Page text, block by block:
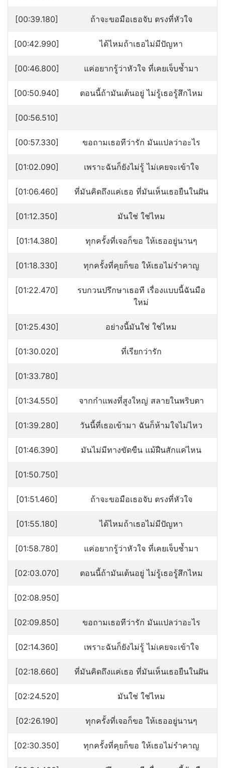
[00:39.180] ถ้าจะขอมือเธอจับ ตรงที่หัวใจ
[00:42.990] ได้ไหมถ้าเธอไม่มีปัญหา
[00:46.800] แค่อยากรู้ว่าหัวใจ ที่เคยเจ็บช้ำมา
[00:50.940] ตอนนี้ถ้ามันเต้นอยู่ ไม่รู้เธอรู้สึกไหม
[00:56.510]
[00:57.330] ขอถามเธอทีว่ารัก มันแปลว่าอะไร
[01:02.090] เพราะฉันก็ยังไม่รู้ ไม่เคยจะเข้าใจ
[01:06.460] ที่มันคิดถึงแค่เธอ ที่มันเห็นเธอยืนในฝัน
[01:12.350] มันใช่ ใช่ไหม
[01:14.380] ทุกครั้งที่เจอก็ขอ ให้เธออยู่นานๆ
[01:18.330] ทุกครั้งที่คุยก็ขอ ให้เธอไม่รำคาญ
[01:22.470]
รบกวนปรึกษาเธอที เรื่องแบบนี้ฉันมือ
ใหม่
[01:25.430] อย่างนี้มันใช่ ใช่ไหม
[01:30.020] ที่เรียกว่ารัก
[01:33.780]
[01:34.550] จากกำแพงที่สูงใหญ่ สลายในพริบตา
[01:39.280] วันนี้ที่เธอเข้ามา ฉันก็ห้ามใจไม่ไหว
[01:46.390] มันไม่มีทางขัดขืน แม้ฝืนสักแค่ไหน
[01:50.750]
[01:51.460] ถ้าจะขอมือเธอจับ ตรงที่หัวใจ
[01:55.180] ได้ไหมถ้าเธอไม่มีปัญหา
[01:58.780] แค่อยากรู้ว่าหัวใจ ที่เคยเจ็บช้ำมา
[02:03.070] ตอนนี้ถ้ามันเต้นอยู่ ไม่รู้เธอรู้สึกไหม
[02:08.950]
[02:09.850] ขอถามเธอทีว่ารัก มันแปลว่าอะไร
[02:14.360] เพราะฉันก็ยังไม่รู้ ไม่เคยจะเข้าใจ
[02:18.660] ที่มันคิดถึงแค่เธอ ที่มันเห็นเธอยืนในฝัน
[02:24.520] มันใช่ ใช่ไหม
[02:26.190] ทุกครั้งที่เจอก็ขอ ให้เธออยู่นานๆ
[02:30.350] ทุกครั้งที่คุยก็ขอ ให้เธอไม่รำคาญ